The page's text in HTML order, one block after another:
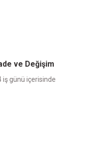
ve Değişim
iş günü içerisinde